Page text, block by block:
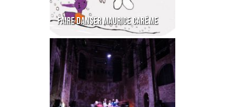
FAIRE DANSER MAURICE CARÊME